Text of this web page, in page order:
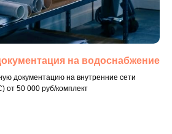
на водоснабжение
документацию на внутренние сети
50 000 руб/комплект